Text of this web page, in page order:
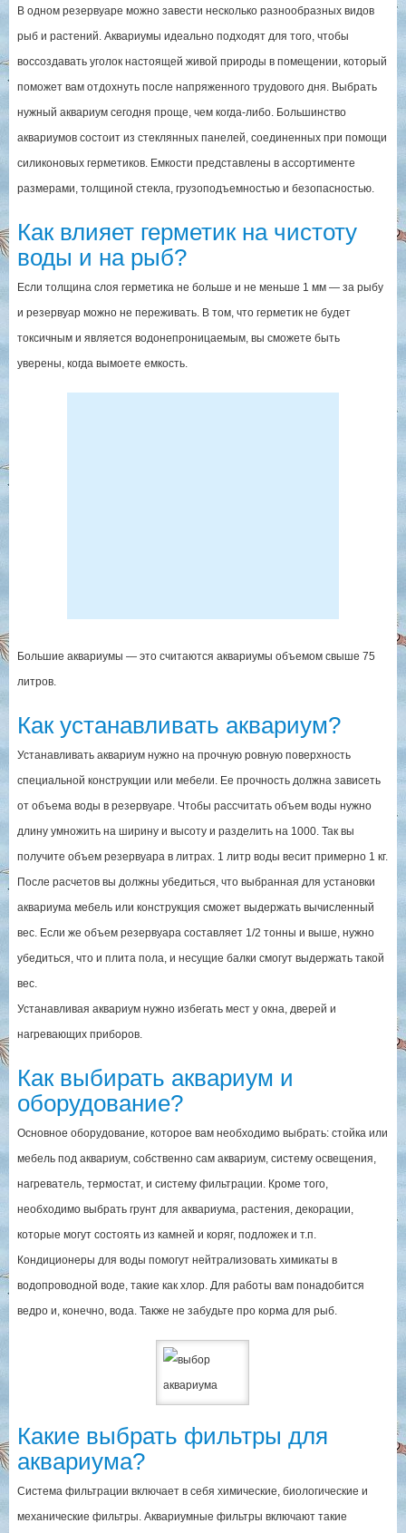
В одном резервуаре можно завести несколько разнообразных видов
рыб и растений. Аквариумы идеально подходят для того, чтобы
воссоздавать уголок настоящей живой природы в помещении, который
поможет вам отдохнуть после напряженного трудового дня. Выбрать
нужный аквариум сегодня проще, чем когда-либо. Большинство
аквариумов состоит из стеклянных панелей, соединенных при помощи
силиконовых герметиков. Емкости представлены в ассортименте
размерами, толщиной стекла, грузоподъемностью и безопасностью.
Как влияет герметик на чистоту
воды и на рыб?
Если толщина слоя герметика не больше и не меньше 1 мм — за рыбу
и резервуар можно не переживать. В том, что герметик не будет
токсичным и является водонепроницаемым, вы сможете быть
уверены, когда вымоете емкость.
Большие аквариумы — это считаются аквариумы объемом свыше 75
литров.
Как устанавливать аквариум?
Устанавливать аквариум нужно на прочную ровную поверхность
специальной конструкции или мебели. Ее прочность должна зависеть
от объема воды в резервуаре. Чтобы рассчитать объем воды нужно
длину умножить на ширину и высоту и разделить на 1000. Так вы
получите объем резервуара в литрах. 1 литр воды весит примерно 1 кг.
После расчетов вы должны убедиться, что выбранная для установки
аквариума мебель или конструкция сможет выдержать вычисленный
вес. Если же объем резервуара составляет 1/2 тонны и выше, нужно
убедиться, что и плита пола, и несущие балки смогут выдержать такой
вес.
Устанавливая аквариум нужно избегать мест у окна, дверей и
нагревающих приборов.
Как выбирать аквариум и
оборудование?
Основное оборудование, которое вам необходимо выбрать: стойка или
мебель под аквариум, собственно сам аквариум, систему освещения,
нагреватель, термостат, и систему фильтрации. Кроме того,
необходимо выбрать грунт для аквариума, растения, декорации,
которые могут состоять из камней и коряг, подложек и т.п.
Кондиционеры для воды помогут нейтрализовать химикаты в
водопроводной воде, такие как хлор. Для работы вам понадобится
ведро и, конечно, вода. Также не забудьте про корма для рыб.
Какие выбрать фильтры для
аквариума?
Система фильтрации включает в себя химические, биологические и
механические фильтры. Аквариумные фильтры включают такие